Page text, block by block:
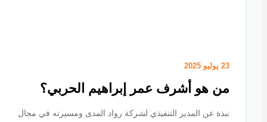
من هو أشرف عمر إبراهيم الحربي؟
نبذة عن المدير التنفيذي لشركة رواد المدى ومسيرته في مجال